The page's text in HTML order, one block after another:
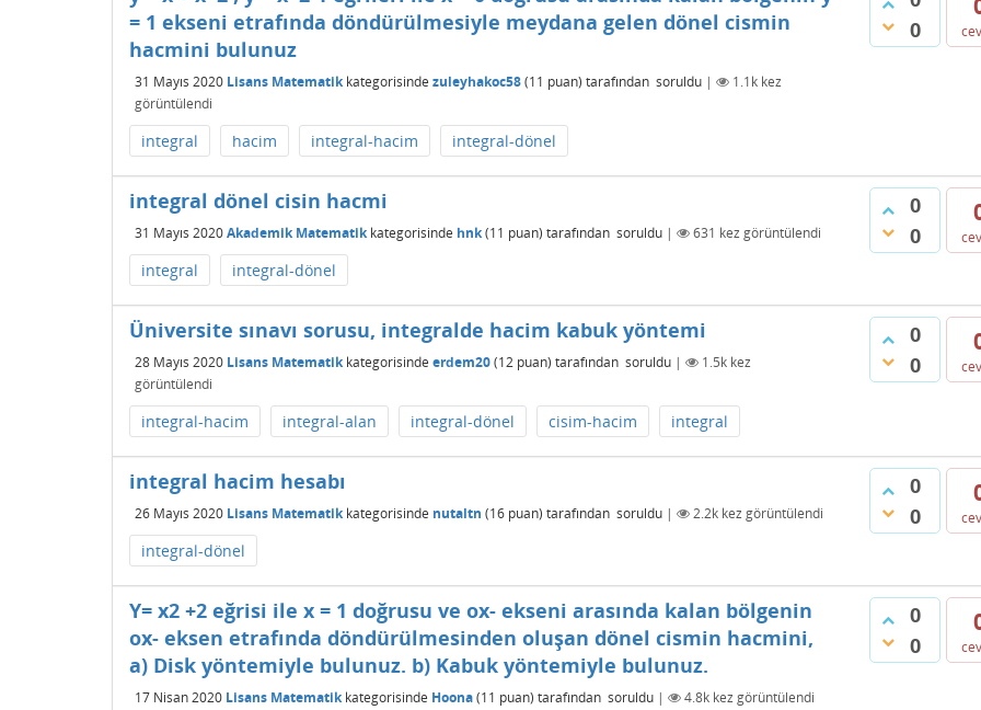
0
= 1 ekseni etrafında döndürülmesiyle meydana gelen dönel cismin
hacmini bulunuz
31 Mayıs 2020 Lisans Matematikkategorisinde zuleyhakoc58(11 puan) tarafından soruldu | 1.1k kez
görüntülendi
integral hacim integral-hacim integral-dönel
0
0
integral dönel cisin hacmi
31 Mayıs 2020Akademik Matematikkategorisinde hnk(11 puan) tarafından soruldu | 631 kez görüntülendi
integral integral-dönel
0
0
Üniversite sınavı sorusu, integralde hacim kabuk yöntemi
28 Mayıs 2020 Lisans Matematikkategorisinde erdem20(12 puan) tarafından soruldu | 1.5k kez
görüntülendi
integral-hacim integral-alan integral-dönel cisim-hacim integral
0
0
integral hacim hesabı
26 Mayıs 2020 Lisans Matematikkategorisinde nutaltn (16 puan) tarafından soruldu | 2.2k kez görüntülendi
integral-dönel
0
0
Y= x2 +2 eğrisi ile x = 1 doğrusu ve ox- ekseni arasında kalan bölgenin
ox- eksen etrafında döndürülmesinden oluşan dönel cismin hacmini,
a) Disk yöntemiyle bulunuz. b) Kabuk yöntemiyle bulunuz.
17 Nisan 2020 Lisans Matematikkategorisinde Hoona(11 puan) tarafından soruldu | 4.8k kez görüntülendi